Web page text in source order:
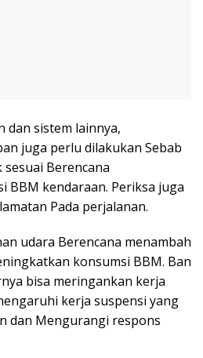
dan sistem lainnya,
juga perlu dilakukan Sebab
Berencana
BBM kendaraan. Periksa juga
Pada perjalanan.
udara Berencana menambah
konsumsi BBM. Ban
bisa meringankan kerja
kerja suspensi yang
dan Mengurangi respons